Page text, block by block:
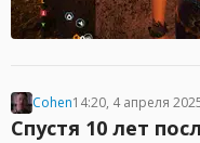
Cohen14:20, 4 апреля
Спустя 10 лет